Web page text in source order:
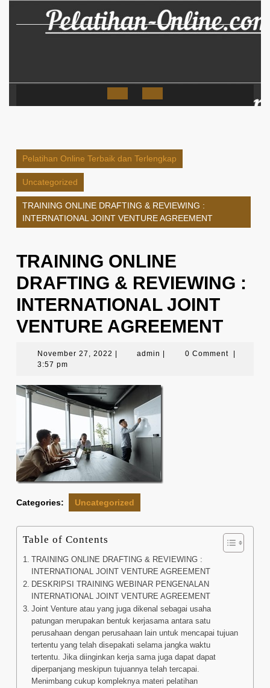
Open
Pelatihan Online Terbaik dan Terlengkap
Uncategorized
TRAINING ONLINE DRAFTING & REVIEWING :
INTERNATIONAL JOINT VENTURE AGREEMENT
TRAINING ONLINE
DRAFTING & REVIEWING :
INTERNATIONAL JOINT
VENTURE AGREEMENT
November 27, 2022 November
admin admin 0 Comment
3:57 pm
Categories: Uncategorized
Table of Contents
TRAINING ONLINE DRAFTING & REVIEWING :
INTERNATIONAL JOINT VENTURE AGREEMENT
DESKRIPSI TRAINING WEBINAR PENGENALAN
INTERNATIONAL JOINT VENTURE AGREEMENT
Joint Venture atau yang juga dikenal sebagai usaha
patungan merupakan bentuk kerjasama antara satu
perusahaan dengan perusahaan lain untuk mencapai tujuan
tertentu yang telah disepakati selama jangka waktu
tertentu. Jika diinginkan kerja sama juga dapat dapat
diperpanjang meskipun tujuannya telah tercapai.
Menimbang cukup kompleknya materi pelatihan